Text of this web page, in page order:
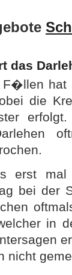
das
F�llen hat
die
erst
bei der
in
nicht